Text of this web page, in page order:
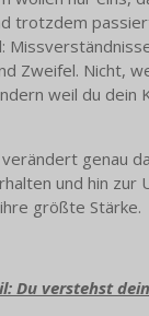
trotzdem
Zweifel. Nicht,
weil du dein
genau
und hin zur
größte Stärke.
Du verstehst